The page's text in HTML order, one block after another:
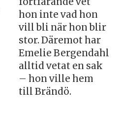
hon inte vad hon
vill bli när hon blir
stor. Däremot har
Emelie Bergendahl
alltid vetat en sak
– hon ville hem
till Brändö.